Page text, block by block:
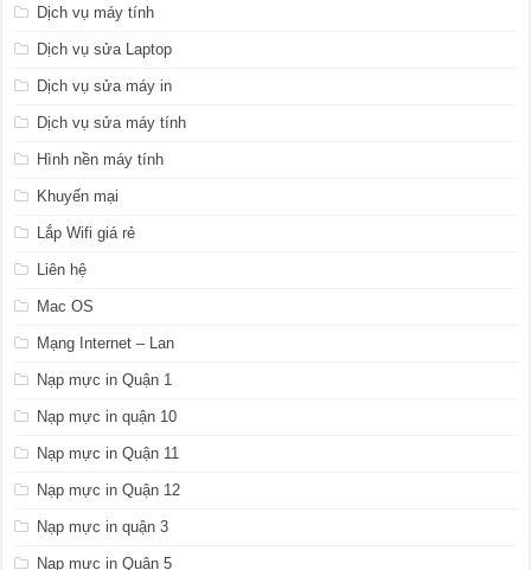
Dịch vụ máy tính
Dịch vụ sửa Laptop
Dịch vụ sửa máy in
Dịch vụ sửa máy tính
Hình nền máy tính
Khuyến mại
Lắp Wifi giá rẻ
Liên hệ
Mac OS
Mạng Internet – Lan
Nạp mực in Quận 1
Nạp mực in quận 10
Nạp mực in Quận 11
Nạp mực in Quận 12
Nạp mực in quận 3
Nạp mực in Quận 5